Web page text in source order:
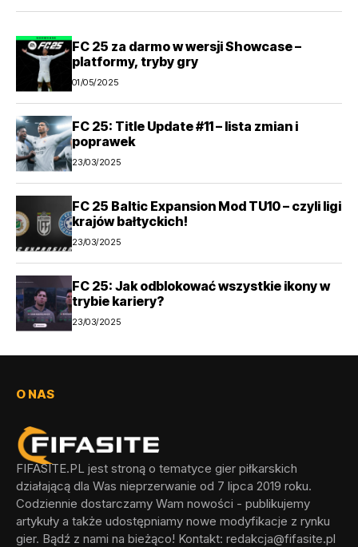
FC 25 za darmo w wersji Showcase –
platformy, tryby gry
01/05/2025
FC 25: Title Update #11 – lista zmian i
poprawek
23/03/2025
FC 25 Baltic Expansion Mod TU10 – czyli ligi
krajów bałtyckich!
23/03/2025
FC 25: Jak odblokować wszystkie ikony w
trybie kariery?
23/03/2025
O NAS
FIFASITE.PL jest stroną o tematyce gier piłkarskich
działającą dla Was nieprzerwanie od 7 lipca 2019 roku.
Codziennie dostarczamy Wam nowości - publikujemy
artykuły a także udostępniamy nowe modyfikacje z rynku
gier. Bądź z nami na bieżąco! Kontakt: redakcja@fifasite.pl